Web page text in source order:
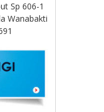
Sp 606-1
Wanabakti